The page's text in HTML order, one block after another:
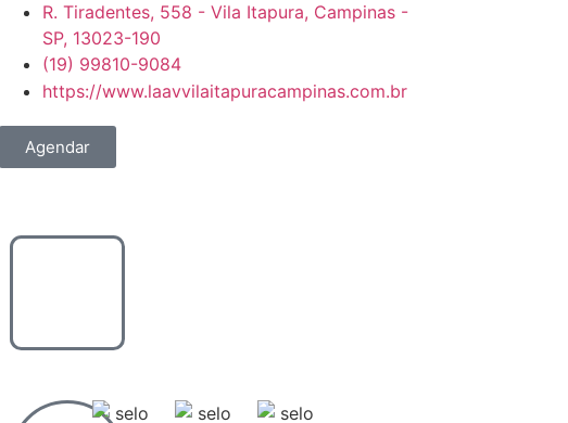
R. Tiradentes, 558 - Vila Itapura, Campinas -
SP, 13023-190
(19) 99810-9084
https://www.laavvilaitapuracampinas.com.br
Agendar